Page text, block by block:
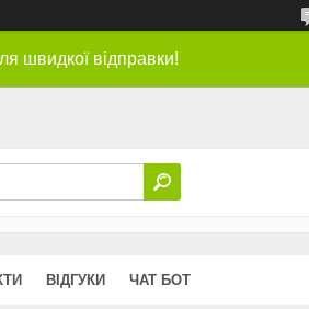
швидкої відправки!
ВІДГУКИ ЧАТ БОТ